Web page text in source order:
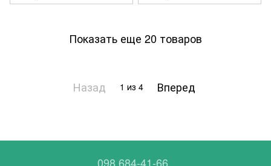
Показать еще 20 товаров
Назад 1 из 4 Вперед
098 684-41-66